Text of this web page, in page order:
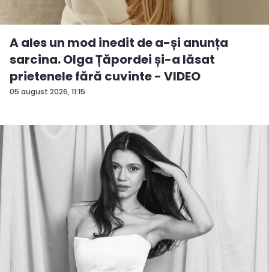
05 august 2026, 11:15
A ales un mod inedit de a-și anunța
sarcina. Olga Țăpordei și-a lăsat
prietenele fără cuvinte - VIDEO